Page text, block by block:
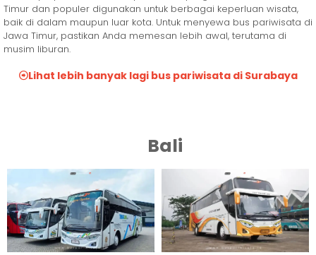
Timur dan populer digunakan untuk berbagai keperluan wisata,
baik di dalam maupun luar kota. Untuk menyewa bus pariwisata di
Jawa Timur, pastikan Anda memesan lebih awal, terutama di
musim liburan.
Lihat lebih banyak lagi bus pariwisata di Surabaya
Bali